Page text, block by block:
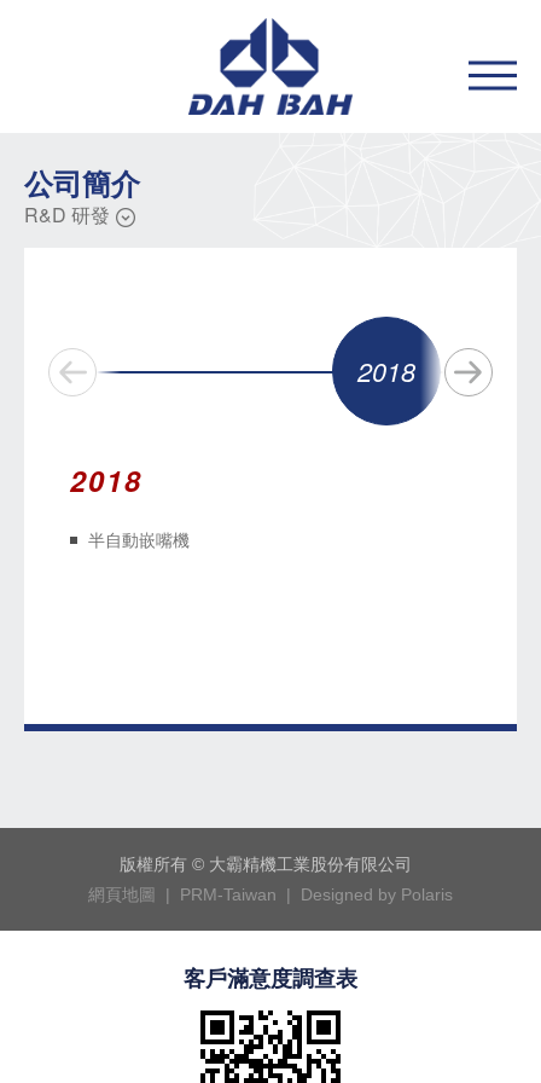
公司簡介
R&D 研發
2018
Prev
2018
半自動嵌嘴機
版權所有 © 大霸精機工業股份有限公司
網頁地圖 | PRM-Taiwan | Designed by Polaris
客戶滿意度調查表